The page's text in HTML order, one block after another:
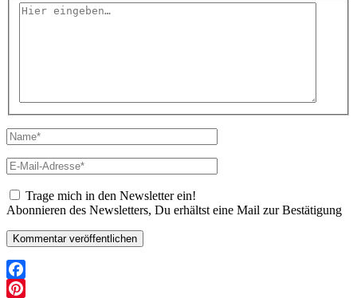
Hier
Name*
E-
Mail-
Adresse*
Trage mich in den Newsletter ein!
Abonnieren des Newsletters, Du erhältst eine Mail zur Bestätigung
Facebook